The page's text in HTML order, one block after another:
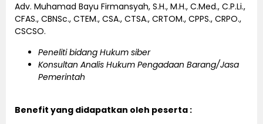
Adv. Muhamad Bayu Firmansyah, S.H., M.H., C.Med., C.P.Li.,
CFAS., CBNSc., CTEM., CSA., CTSA., CRTOM., CPPS., CRPO.,
CSCSO.
Peneliti bidang Hukum siber
Konsultan Analis Hukum Pengadaan Barang/Jasa
Pemerintah
Benefit yang didapatkan oleh peserta :